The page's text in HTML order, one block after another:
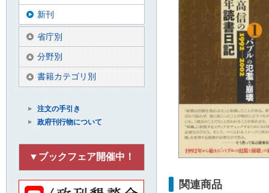
関連商品
新刊
省庁別
分野別
書籍カテゴリ別
注文の手引き
政府刊行物について
▼ブックフェア開催中！